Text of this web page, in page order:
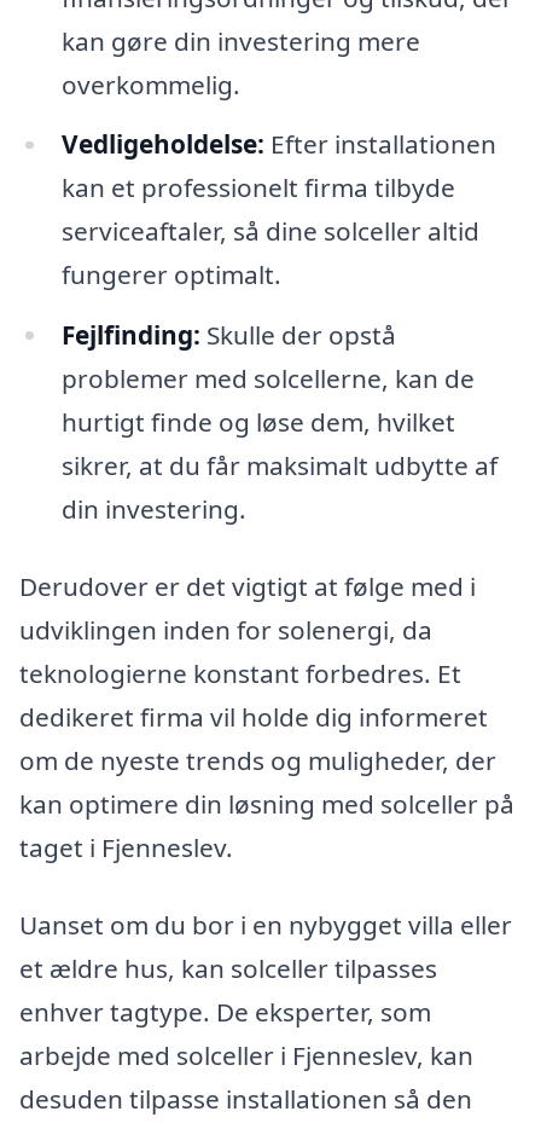
kan gøre din investering mere
overkommelig.
Vedligeholdelse: Efter installationen
kan et professionelt firma tilbyde
serviceaftaler, så dine solceller altid
fungerer optimalt.
Fejlfinding: Skulle der opstå
problemer med solcellerne, kan de
hurtigt finde og løse dem, hvilket
sikrer, at du får maksimalt udbytte af
din investering.
Derudover er det vigtigt at følge med i
udviklingen inden for solenergi, da
teknologierne konstant forbedres. Et
dedikeret firma vil holde dig informeret
om de nyeste trends og muligheder, der
kan optimere din løsning med solceller på
taget i Fjenneslev.
Uanset om du bor i en nybygget villa eller
et ældre hus, kan solceller tilpasses
enhver tagtype. De eksperter, som
arbejde med solceller i Fjenneslev, kan
desuden tilpasse installationen så den